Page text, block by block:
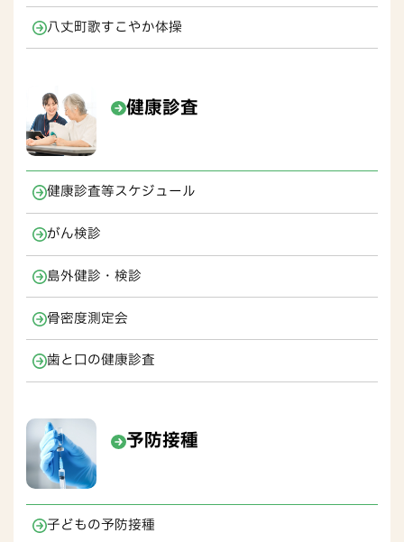
八丈町歌すこやか体操
健康診査
健康診査等スケジュール
がん検診
島外健診・検診
骨密度測定会
歯と口の健康診査
予防接種
子どもの予防接種